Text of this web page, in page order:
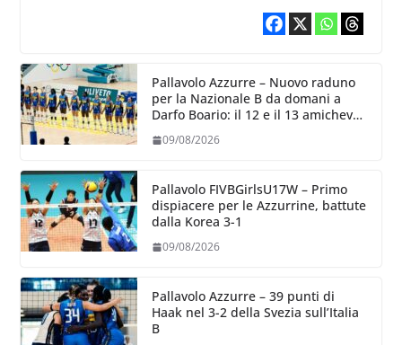
Pallavolo Azzurre – Nuovo raduno
per la Nazionale B da domani a
Darfo Boario: il 12 e il 13 amichevoli
09/08/2026
Pallavolo FIVBGirlsU17W – Primo
dispiacere per le Azzurrine, battute
dalla Korea 3-1
09/08/2026
Pallavolo Azzurre – 39 punti di
Haak nel 3-2 della Svezia sull’Italia
B